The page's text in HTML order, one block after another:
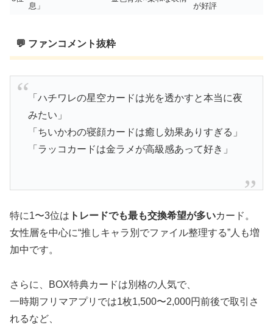
息」
が好評
💬 ファンコメント抜粋
「ハチワレの星空カードは光を透かすと本当に夜
みたい」
「ちいかわの寝顔カードは癒し効果ありすぎる」
「ラッコカードは金ラメが高級感あって好き」
特に1〜3位は トレードでも最も交換希望が多いカード。
女性層を中心に“推しキャラ別でファイル整理する”人も増
加中です。
さらに、BOX特典カードは別格の人気で、
一時期フリマアプリでは1枚1,500〜2,000円前後で取引さ
れるなど、